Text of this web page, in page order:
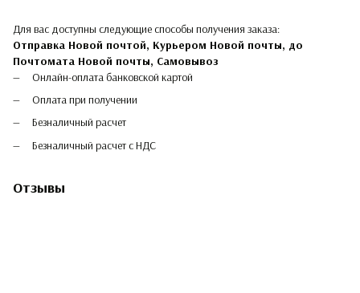
Для вас доступны следующие способы получения заказа:
Отправка Новой почтой, Курьером Новой почты, до
Почтомата Новой почты, Самовывоз
Онлайн-оплата банковской картой
Оплата при получении
Безналичный расчет
Безналичный расчет с НДС
Отзывы